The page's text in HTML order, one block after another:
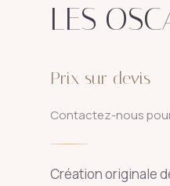
LES
Prix sur devis
Contactez-nous
Création originale